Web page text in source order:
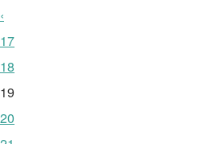
‹
17
18
19
20